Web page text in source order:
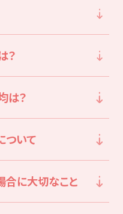
LITALICOワークス
LITALICOキャリア
LITALICO発達特性検査
？
は？
ついて
合に大切なこと